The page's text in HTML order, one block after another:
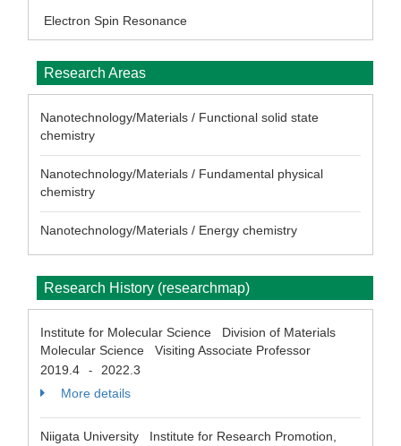
Electron Spin Resonance
Research Areas
Nanotechnology/Materials / Functional solid state
chemistry
Nanotechnology/Materials / Fundamental physical
chemistry
Nanotechnology/Materials / Energy chemistry
Research History (researchmap)
Institute for Molecular Science Division of Materials
Molecular Science Visiting Associate Professor
2019.4
-
2022.3
More details
Niigata University Institute for Research Promotion,